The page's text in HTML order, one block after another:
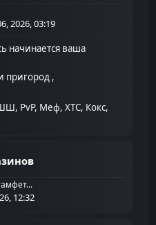
2026, 03:19
начинается ваша
пригород
PvP, Меф, ХТС, Кокс,
12:32